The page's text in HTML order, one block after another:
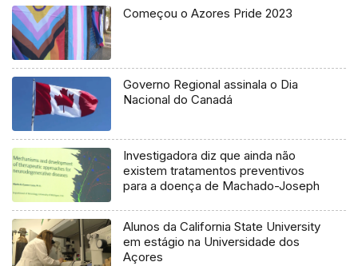
Começou o Azores Pride 2023
Governo Regional assinala o Dia
Nacional do Canadá
Investigadora diz que ainda não
existem tratamentos preventivos
para a doença de Machado-Joseph
Alunos da California State University
em estágio na Universidade dos
Açores